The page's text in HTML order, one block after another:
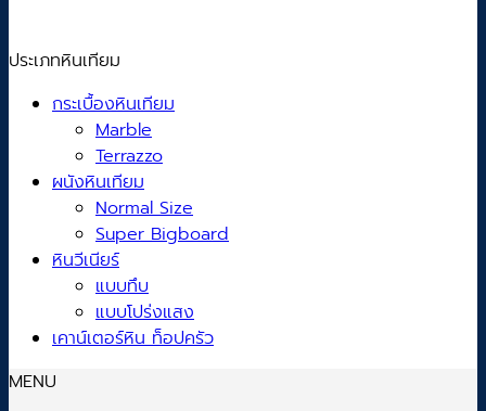
ประเภทหินเทียม
กระเบื้องหินเทียม
Marble
Terrazzo
ผนังหินเทียม
Normal Size
Super Bigboard
หินวีเนียร์
แบบทึบ
แบบโปร่งแสง
เคาน์เตอร์หิน ท็อปครัว
MENU